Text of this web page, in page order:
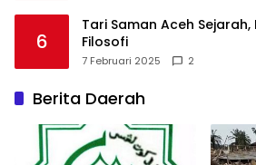
6
Tari Saman Aceh
Filosofi
7 Februari 2025 2
Berita Daerah